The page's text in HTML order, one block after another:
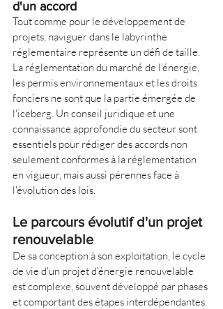
d'un accord
Tout comme pour le développement de
projets, naviguer dans le labyrinthe
réglementaire représente un défi de taille.
La réglementation du marché de l'énergie,
les permis environnementaux et les droits
fonciers ne sont que la partie émergée de
l'iceberg. Un conseil juridique et une
connaissance approfondie du secteur sont
essentiels pour rédiger des accords non
seulement conformes à la réglementation
en vigueur, mais aussi pérennes face à
l'évolution des lois.
Le parcours évolutif d'un projet
renouvelable
De sa conception à son exploitation, le cycle
de vie d'un projet d'énergie renouvelable
est complexe, souvent développé par phases
et comportant des étapes interdépendantes.